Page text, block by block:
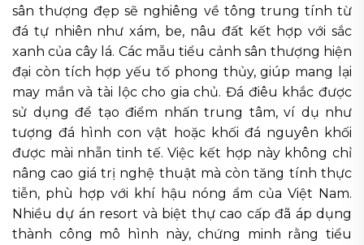
sân thượng đẹp sẽ nghiêng về tông trung tính từ
đá tự nhiên như xám, be, nâu đất kết hợp với sắc
xanh của cây lá. Các mẫu tiểu cảnh sân thượng hiện
đại còn tích hợp yếu tố phong thủy, giúp mang lại
may mắn và tài lộc cho gia chủ. Đá điêu khắc được
sử dụng để tạo điểm nhấn trung tâm, ví dụ như
tượng đá hình con vật hoặc khối đá nguyên khối
được mài nhẵn tinh tế. Việc kết hợp này không chỉ
nâng cao giá trị nghệ thuật mà còn tăng tính thực
tiễn, phù hợp với khí hậu nóng ẩm của Việt Nam.
Nhiều dự án resort và biệt thự cao cấp đã áp dụng
thành công mô hình này, chứng minh rằng tiểu